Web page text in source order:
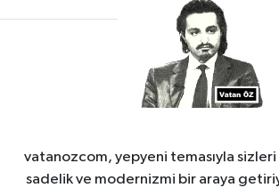
vatanozcom, yepyeni temasıyla
sadelik ve modernizmi bir araya